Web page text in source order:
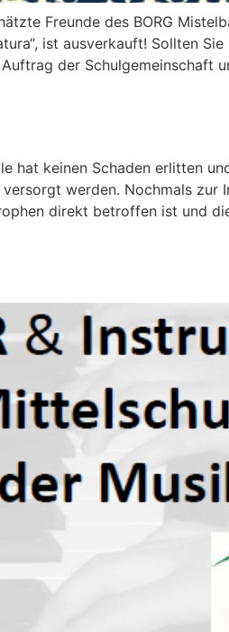
Freunde des BORG
ist ausverkauft! Sollten
der Schulgemeinschaft
hat keinen Schaden erlitten
werden. Nochmals zur
direkt betroffen ist und